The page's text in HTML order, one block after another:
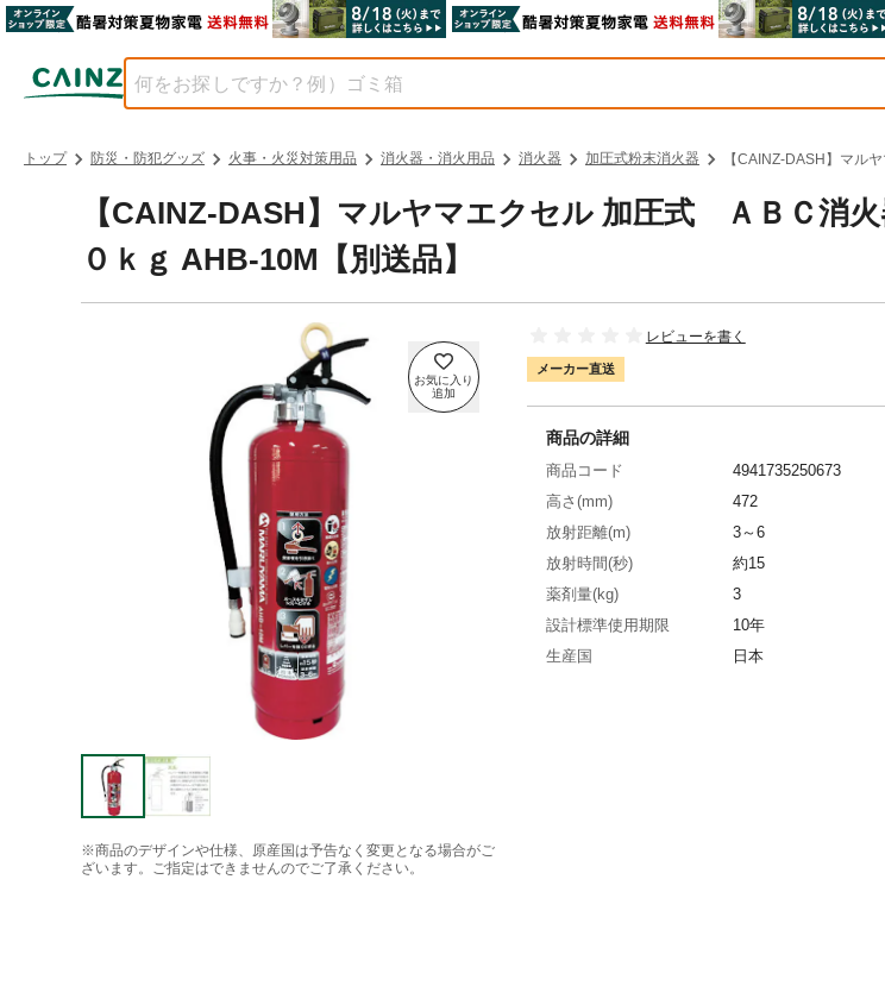
トップ 防災・防犯グッズ 火事・火災対策用品 消火器・消火用品 消火器 加圧式粉末消火器 【CAINZ-DASH】マ
【CAINZ-DASH】マルヤマエクセル 加圧式 ＡＢＣ消
０ｋｇ AHB-10M【別送品】
※商品のデザインや仕様、原産国は予告なく変更となる場合がご
ざいます。ご指定はできませんのでご了承ください。
レビューを書く
メーカー直送
商品の詳細
商品コード
4941735250673
高さ(mm)
472
放射距離(m)
3～6
放射時間(秒)
約15
薬剤量(kg)
3
設計標準使用期限
10年
生産国
日本